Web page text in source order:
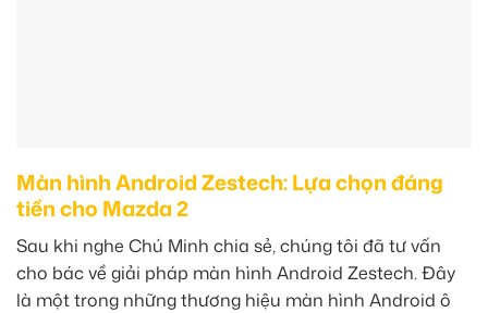
Màn hình Android Zestech: Lựa chọn đáng
tiền cho Mazda 2
Sau khi nghe Chú Minh chia sẻ, chúng tôi đã tư vấn
cho bác về giải pháp màn hình Android Zestech. Đây
là một trong những thương hiệu màn hình Android ô